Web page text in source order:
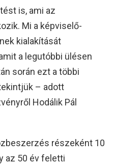
is, ami az
Mi a képviselő-
kialakítását
a legutóbbi ülésen
során ezt a többi
– adott
Hodálik Pál
részeként 10
az 50 év feletti